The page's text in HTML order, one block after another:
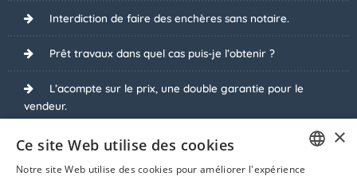
Interdiction de faire des enchères sans notaire.
Prêt travaux dans quel cas puis-je l’obtenir ?
L’acompte sur le prix, une double garantie pour le
vendeur.
Enchères en ligne avec Biddit. ×
Ce site Web utilise des cookies
Notre site Web utilise des cookies pour améliorer l'expérience